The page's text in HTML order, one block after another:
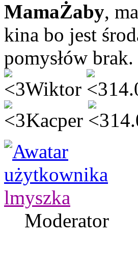
MamaŻaby,
kina bo jest
pomysłów brak.
Wiktor
Kacper
lmyszka
Moderator